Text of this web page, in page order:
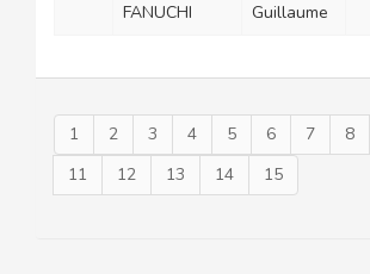
FANUCHI Guillaume
1 2 3 4 5 6 7 8
11
12 13 14 15